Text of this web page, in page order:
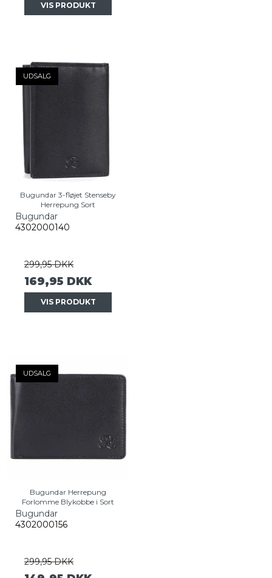
VIS PRODUKT
UDSALG
Bugundar 3-fløjet Stenseby
Herrepung Sort
Bugundar
4302000140
299,95 DKK
169,95 DKK
VIS PRODUKT
UDSALG
Bugundar Herrepung
Forlomme Blykobbe i Sort
Bugundar
4302000156
299,95 DKK